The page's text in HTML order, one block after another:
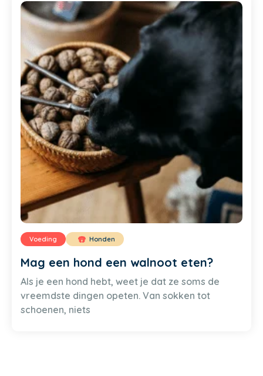
Voeding Honden
Mag een hond een walnoot eten?
Als je een hond hebt, weet je dat ze soms de
vreemdste dingen opeten. Van sokken tot
schoenen, niets